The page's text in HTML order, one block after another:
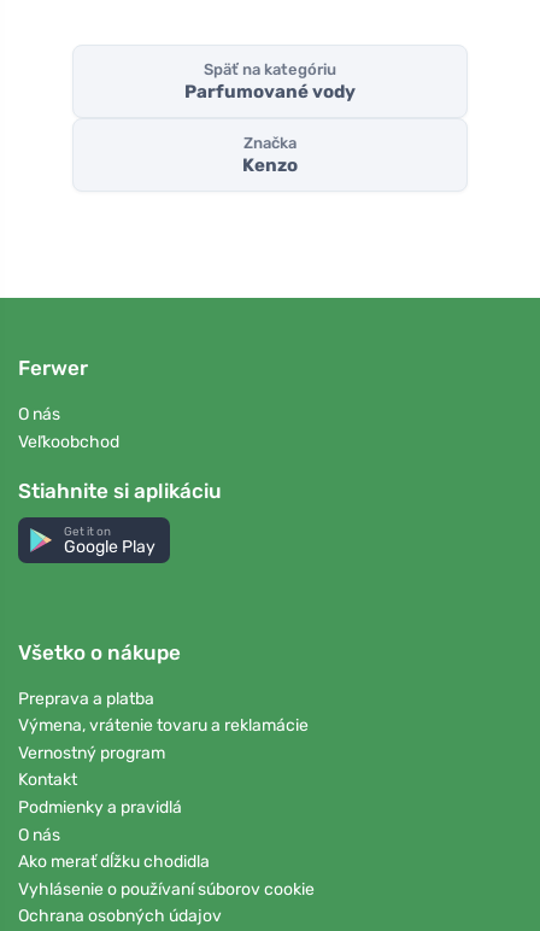
Späť na kategóriu
Parfumované vody
Značka
Kenzo
Ferwer
O nás
Veľkoobchod
Stiahnite si aplikáciu
Get it on
Google Play
Všetko o nákupe
Preprava a platba
Výmena, vrátenie tovaru a reklamácie
Vernostný program
Kontakt
Podmienky a pravidlá
O nás
Ako merať dĺžku chodidla
Vyhlásenie o používaní súborov cookie
Ochrana osobných údajov